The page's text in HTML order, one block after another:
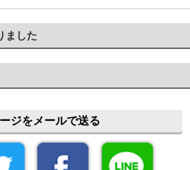
ました
ジをメールで送る